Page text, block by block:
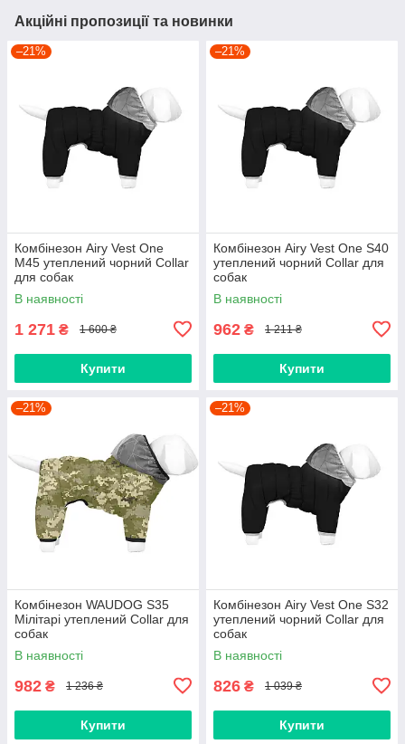
Акційні пропозиції та новинки
–21%
Комбінезон Airy Vest One
M45 утеплений чорний Collar
для собак
В наявності
1 271 ₴ 1 600 ₴
Купити
–21%
Комбінезон Airy Vest One S40
утеплений чорний Collar для
собак
В наявності
962 ₴ 1 211 ₴
Купити
–21%
Комбінезон WAUDOG S35
Мілітарі утеплений Collar для
собак
В наявності
982 ₴ 1 236 ₴
Купити
–21%
Комбінезон Airy Vest One S32
утеплений чорний Collar для
собак
В наявності
826 ₴ 1 039 ₴
Купити